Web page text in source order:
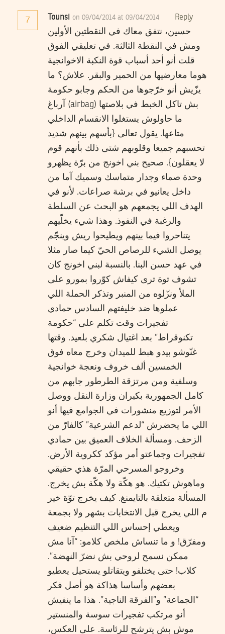
7 Tounsi on 09/04/2014 at 09/04/2014 Reply
حسين، نتفق معاك في النقطتين الأولين
ومش في النقطة الثالثة. في تعليقي الفوق
قلت أنو أحد أسباب قوة النكبة الاخوانجية
هوما معارضيها من الحمير والبقر. علاش؟ ما
يزّيش أنو خرّجوها من الحكم وجابو حكومة
آرباغ (airbag) بش تاكل الخبط في بلاصتها
ما حاولوش يستغلوا الانقسام الداخلي
متاعها. يقول تعالى {بأسهم بينهم شديد
تحسبهم جميعا وقلوبهم شتى ذلك بأنهم قوم
لا يعقلون}. صحيح بني اخونج من برّة يظهرو
وحدة صماء وجدار متماسك وسميك آما من
داخل يعانيو في برشة صراعات. لأنو في
الهدف اللي يجمعهم هو البحث عن السلطة
والرغبة في النفوذ. وهذا شيء يخلّيهم
يتناحروا فيما بينهم ويطيحوا ريش وينجّم
يوصل الشيء للرصاص الحيّ كيما صار مثلا
في عهد حسن البنا. بالنسبة لبني اخونج كان
تشوف توة ترى كيفاش كوّروا بمورو على
الملأ ونزّلوه من المنبر وتذكر الحملة اللي
عملوها ضد خليفتهم السادس حمادي
تفجيرات وقت تكلم على “حكومة
تكنوقراط” بعد اغتيال شكري بلعيد. وقتها
غنّوشو بيدو هبط للميدان وخرج معاه فوق
الخمسين ألف خروف ونعجة خوانجية
وسلفية ومن مرتزقة الطرطور جابهم من
كامل الجمهورية بكيران وزارة النقل ووصل
الأمر لتوزيع منشورات في الجوامع فيها أنو
اللي ما يحضرش “لدعم الشرعية” كالفارّ من
الزحف. ومسألة الخلاف العميق بين حمادي
تفجيرات وجماعتو أمر مؤكد ككروية الأرض.
وخروجو المسرحي المرّة هذي حقيقي
وماهوش تكتيك. هو هكّة ولا هكّة بش يخرج.
المسألة متعلقة بالتايمنغ. كيف يخرج توّة خير
م اللي يخرج قبل الانتخابات بشهر ولا بجمعة
ويعطي إحساس اللي التنظيم ضعيف
ومفرّق! و ما تنساش ملخص كلامو: “آنا مش
ممكن نسمح لروحي بش نضرّ النهضة”.
كلاب! حتى يختلفو ويتقاتلو يستحيل يعطيو
بعضهم وأساسا هذاكة هو أصل فكر
“الجماعة” و”الفرقة الناجية”. هذا ما ينفيش
أنو مرتكب تفجيرات سوسة والمنستير
موش بش يترشح للرئاسة. على العكس،